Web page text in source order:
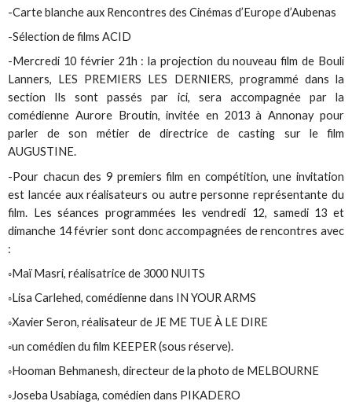
-Carte blanche aux Rencontres des Cinémas d’Europe d’Aubenas
-Sélection de films ACID
-Mercredi 10 février 21h : la projection du nouveau film de Bouli
Lanners, LES PREMIERS LES DERNIERS, programmé dans la
section Ils sont passés par ici, sera accompagnée par la
comédienne Aurore Broutin, invitée en 2013 à Annonay pour
parler de son métier de directrice de casting sur le film
AUGUSTINE.
-Pour chacun des 9 premiers film en compétition, une invitation
est lancée aux réalisateurs ou autre personne représentante du
film. Les séances programmées les vendredi 12, samedi 13 et
dimanche 14 février sont donc accompagnées de rencontres avec
:
◦Maï Masri, réalisatrice de 3000 NUITS
◦Lisa Carlehed, comédienne dans IN YOUR ARMS
◦Xavier Seron, réalisateur de JE ME TUE À LE DIRE
◦un comédien du film KEEPER (sous réserve).
◦Hooman Behmanesh, directeur de la photo de MELBOURNE
◦Joseba Usabiaga, comédien dans PIKADERO